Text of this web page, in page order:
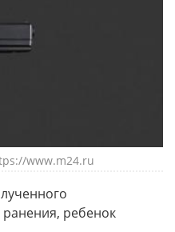
www.m24.ru
ранения, ребенок